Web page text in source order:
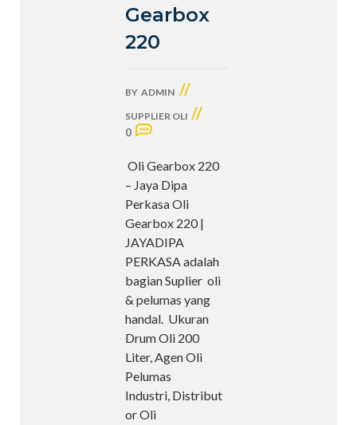
Gearbox
220
BY ADMIN //
SUPPLIER OLI //
0
Oli Gearbox 220
– Jaya Dipa
Perkasa Oli
Gearbox 220 |
JAYADIPA
PERKASA adalah
bagian Suplier oli
& pelumas yang
handal. Ukuran
Drum Oli 200
Liter, Agen Oli
Pelumas
Industri, Distribut
or Oli